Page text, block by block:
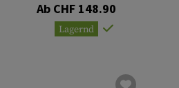
Ab CHF 148.90
Lagernd